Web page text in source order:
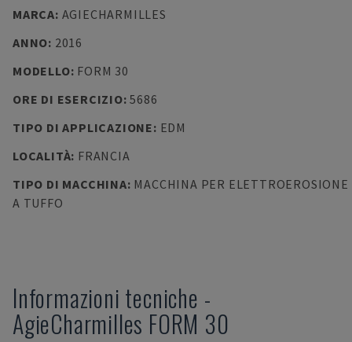
MARCA: AGIECHARMILLES
ANNO: 2016
MODELLO: FORM 30
ORE DI ESERCIZIO:5686
TIPO DI APPLICAZIONE: EDM
LOCALITÀ: FRANCIA
TIPO DI MACCHINA: MACCHINA PER ELETTROEROSIONE
A TUFFO
Informazioni tecniche -
AgieCharmilles FORM 30